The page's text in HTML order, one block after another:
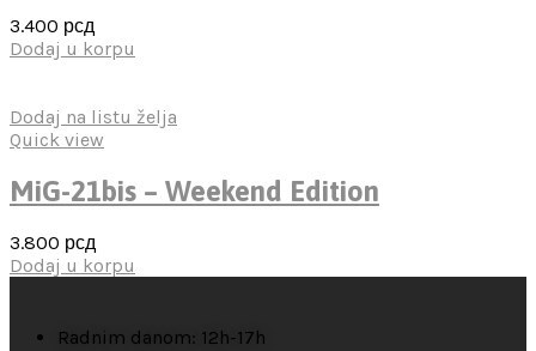
3.400 рсд
Dodaj u korpu
Dodaj na listu želja
Quick view
MiG-21bis – Weekend Edition
3.800 рсд
Dodaj u korpu
Radnim danom: 12h-17h